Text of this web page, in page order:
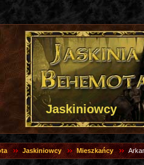
Jaskiniowcy
Jaskiniowcy Mieszkańcy